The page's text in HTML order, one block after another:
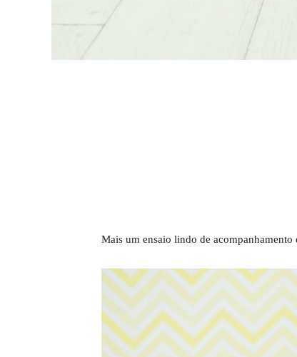
Mais um ensaio lindo de